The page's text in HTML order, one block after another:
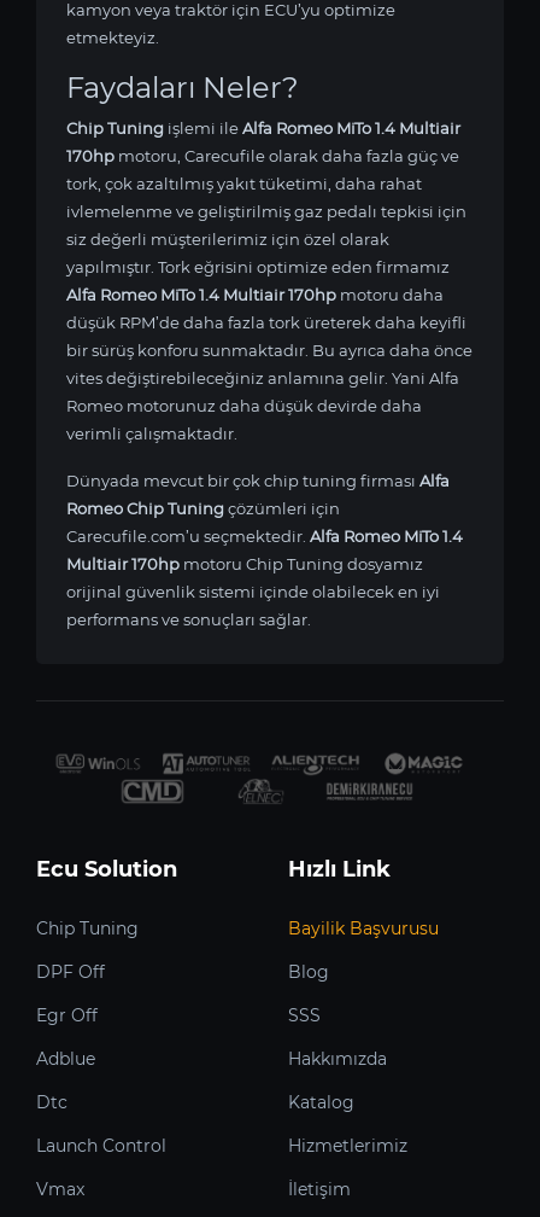
kamyon veya traktör için ECU’yu optimize
etmekteyiz.
Faydaları Neler?
Chip Tuning işlemi ileAlfa Romeo MiTo 1.4 Multiair
170hp motoru, Carecufile olarak daha fazla güç ve
tork, çok azaltılmış yakıt tüketimi, daha rahat
ivlemelenme ve geliştirilmiş gaz pedalı tepkisi için
siz değerli müşterilerimiz için özel olarak
yapılmıştır. Tork eğrisini optimize eden firmamız
Alfa Romeo MiTo 1.4 Multiair 170hp motoru daha
düşük RPM’de daha fazla tork üreterek daha keyifli
bir sürüş konforu sunmaktadır. Bu ayrıca daha önce
vites değiştirebileceğiniz anlamına gelir. Yani Alfa
Romeo motorunuz daha düşük devirde daha
verimli çalışmaktadır.
Dünyada mevcut bir çok chip tuning firması Alfa
Romeo Chip Tuningçözümleri için
Carecufile.com’u seçmektedir. Alfa Romeo MiTo 1.4
Multiair 170hp motoru Chip Tuning dosyamız
orijinal güvenlik sistemi içinde olabilecek en iyi
performans ve sonuçları sağlar.
Ecu Solution
Chip Tuning
DPF Off
Egr Off
Adblue
Dtc
Launch Control
Vmax
Hızlı Link
Bayilik Başvurusu
Blog
SSS
Hakkımızda
Katalog
Hizmetlerimiz
İletişim